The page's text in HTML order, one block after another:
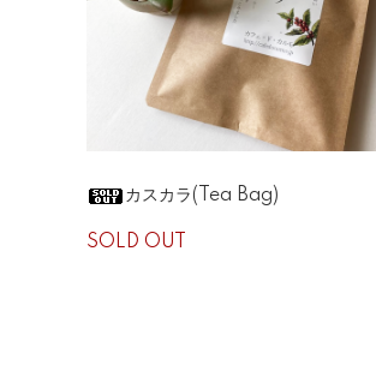
カスカラ(Tea Bag)
SOLD OUT